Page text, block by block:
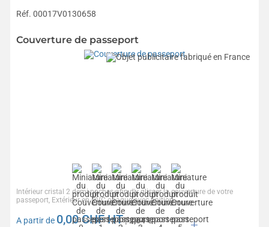
Réf. 00017V0130658
Couverture de passeport
Intérieur cristal 2 demi-poches afin d'y glisser la couverture de votre
passeport, Extérieur en PVC opaque avec finition...
A partir de 0,00CHF HT| 2,64 €